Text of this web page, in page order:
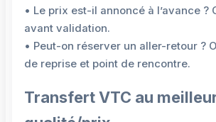
• Le prix est-il annoncé à l’avance ?
avant validation.
• Peut-on réserver un aller-retour ?
de reprise et point de rencontre.
Transfert VTC au